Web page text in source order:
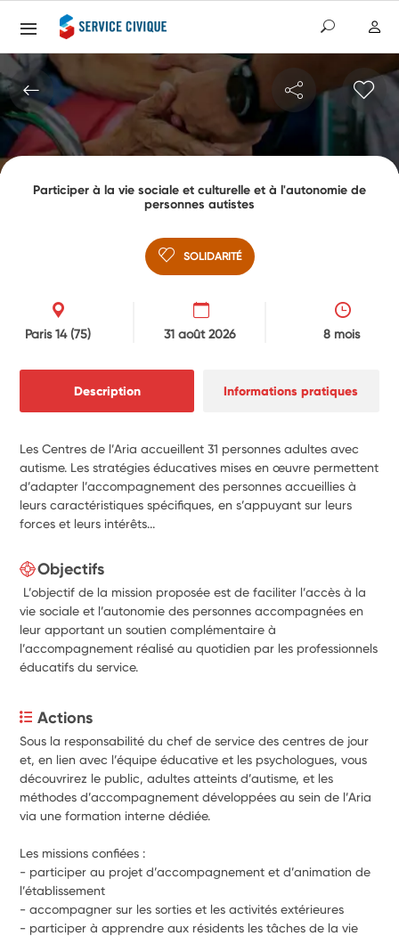
Participer à la vie sociale et culturelle et à l'autonomie de
personnes autistes
SOLIDARITÉ
Paris 14(75) 31 août 2026 8 mois
Description Informations pratiques
Les Centres de l’Aria accueillent 31 personnes adultes avec
autisme. Les stratégies éducatives mises en œuvre permettent
d’adapter l’accompagnement des personnes accueillies à
leurs caractéristiques spécifiques, en s’appuyant sur leurs
forces et leurs intérêts...
Objectifs
L’objectif de la mission proposée est de faciliter l’accès à la
vie sociale et l’autonomie des personnes accompagnées en
leur apportant un soutien complémentaire à
l’accompagnement réalisé au quotidien par les professionnels
éducatifs du service.
Actions
Sous la responsabilité du chef de service des centres de jour
et, en lien avec l’équipe éducative et les psychologues, vous
découvrirez le public, adultes atteints d’autisme, et les
méthodes d’accompagnement développées au sein de l’Aria
via une formation interne dédiée.
Les missions confiées :
- participer au projet d’accompagnement et d’animation de
l’établissement
- accompagner sur les sorties et les activités extérieures
- participer à apprendre aux résidents les tâches de la vie